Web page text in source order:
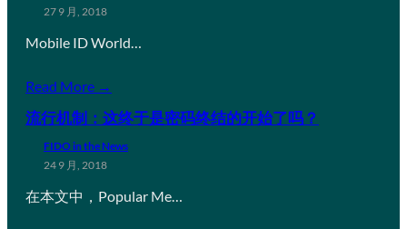
27 9 月, 2018
Mobile ID World…
Read More →
流行机制：这终于是密码终结的开始了吗？
FIDO in the News
24 9 月, 2018
在本文中，Popular Me…